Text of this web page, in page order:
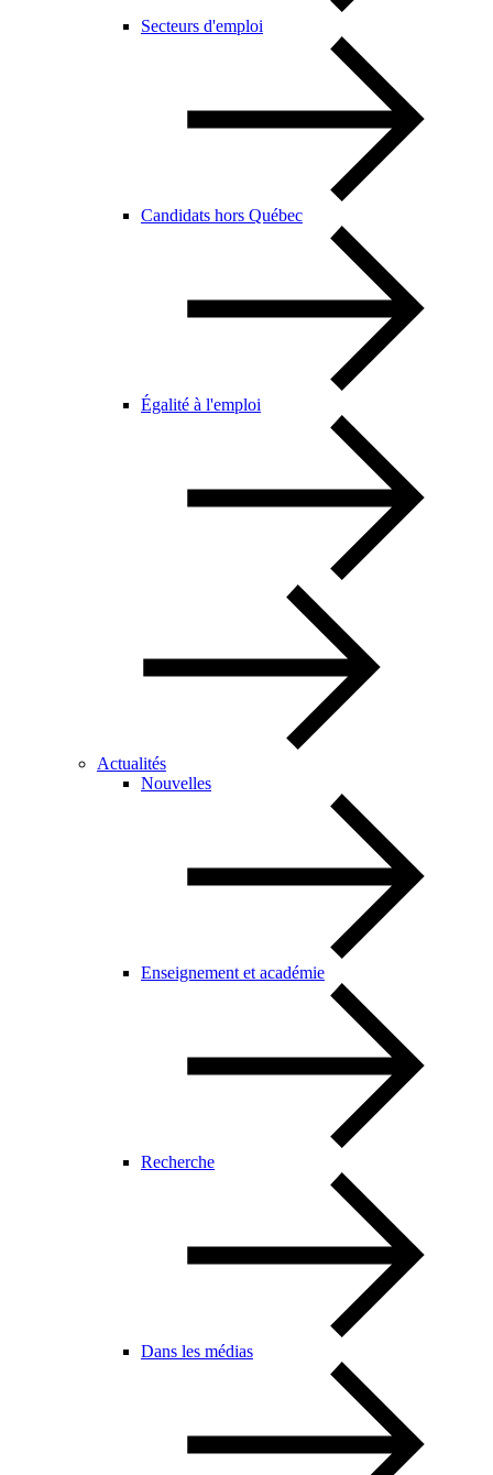
Secteurs d'emploi
Candidats hors Québec
Égalité à l'emploi
Actualités
Nouvelles
Enseignement et académie
Recherche
Dans les médias